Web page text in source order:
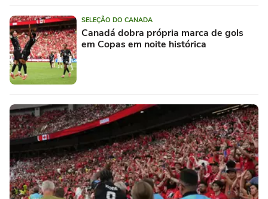
SELEÇÃO DO CANADA
Canadá dobra própria marca de gols
em Copas em noite histórica